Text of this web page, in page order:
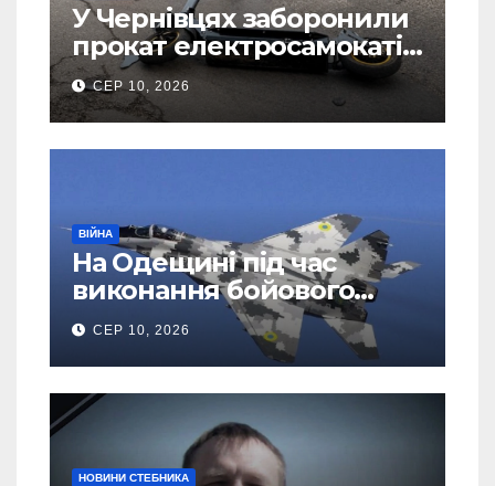
У Чернівцях заборонили
прокат електросамокатів
через скарги жителів
СЕР 10, 2026
ВІЙНА
На Одещині під час
виконання бойового
завдання розбився
МіГ-29: пілот
катапультувався
СЕР 10, 2026
НОВИНИ СТЕБНИКА